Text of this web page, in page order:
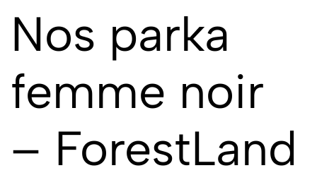
Nos parka
femme noir
– ForestLand